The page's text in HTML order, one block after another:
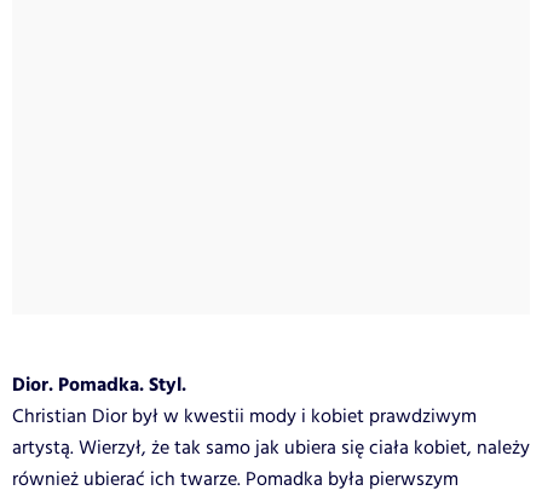
Dior. Pomadka. Styl.
Christian Dior był w kwestii mody i kobiet prawdziwym
artystą. Wierzył, że tak samo jak ubiera się ciała kobiet, należy
również ubierać ich twarze. Pomadka była pierwszym